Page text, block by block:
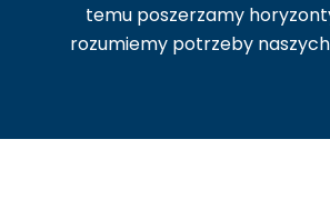
temu poszerzamy
rozumiemy potrzeby